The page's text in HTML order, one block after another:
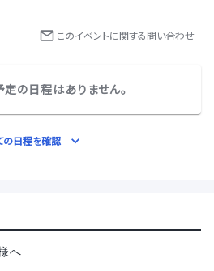
このイベントに関する問い合わせ
定の日程はありません。
の日程を確認
へ